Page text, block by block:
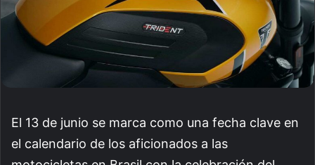
El 13 de junio se marca como una fecha clave en
el calendario de los aficionados a las